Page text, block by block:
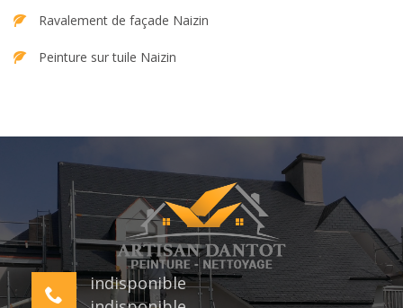
Ravalement de façade Naizin
Peinture sur tuile Naizin
indisponible